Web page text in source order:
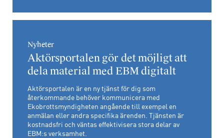
Nyheter
Aktörsportalen gör det möjligt att
dela material med EBM digitalt
Aktörsportalen är en ny tjänst för dig som
återkommande behöver kommunicera med
Ekobrottsmyndigheten angående till exempel en
anmälan eller andra specifika ärenden. Tjänsten är
kostnadsfri och väntas effektivisera stora delar av
EBM:s verksamhet.